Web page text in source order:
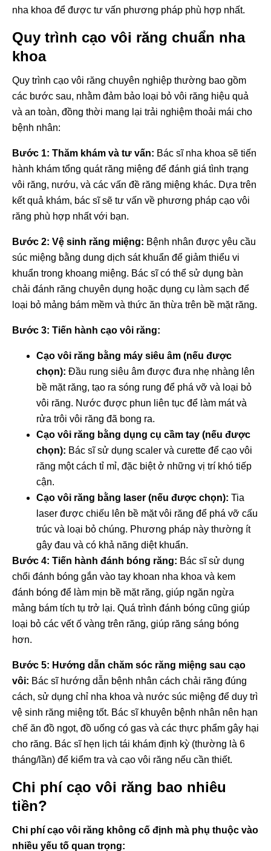
nha khoa để được tư vấn phương pháp phù hợp nhất.
Quy trình cạo vôi răng chuẩn nha
khoa
Quy trình cạo vôi răng chuyên nghiệp thường bao gồm
các bước sau, nhằm đảm bảo loại bỏ vôi răng hiệu quả
và an toàn, đồng thời mang lại trải nghiệm thoải mái cho
bệnh nhân:
Bước 1: Thăm khám và tư vấn: Bác sĩ nha khoa sẽ tiến
hành khám tổng quát răng miệng để đánh giá tình trạng
vôi răng, nướu, và các vấn đề răng miệng khác. Dựa trên
kết quả khám, bác sĩ sẽ tư vấn về phương pháp cạo vôi
răng phù hợp nhất với bạn.
Bước 2: Vệ sinh răng miệng: Bệnh nhân được yêu cầu
súc miệng bằng dung dịch sát khuẩn để giảm thiểu vi
khuẩn trong khoang miệng. Bác sĩ có thể sử dụng bàn
chải đánh răng chuyên dụng hoặc dụng cụ làm sạch để
loại bỏ mảng bám mềm và thức ăn thừa trên bề mặt răng.
Bước 3: Tiến hành cạo vôi răng:
Cạo vôi răng bằng máy siêu âm (nếu được
chọn): Đầu rung siêu âm được đưa nhẹ nhàng lên
bề mặt răng, tạo ra sóng rung để phá vỡ và loại bỏ
vôi răng. Nước được phun liên tục để làm mát và
rửa trôi vôi răng đã bong ra.
Cạo vôi răng bằng dụng cụ cầm tay (nếu được
chọn): Bác sĩ sử dụng scaler và curette để cạo vôi
răng một cách tỉ mỉ, đặc biệt ở những vị trí khó tiếp
cận.
Cạo vôi răng bằng laser (nếu được chọn): Tia
laser được chiếu lên bề mặt vôi răng để phá vỡ cấu
trúc và loại bỏ chúng. Phương pháp này thường ít
gây đau và có khả năng diệt khuẩn.
Bước 4: Tiến hành đánh bóng răng: Bác sĩ sử dụng
chổi đánh bóng gắn vào tay khoan nha khoa và kem
đánh bóng để làm mịn bề mặt răng, giúp ngăn ngừa
mảng bám tích tụ trở lại. Quá trình đánh bóng cũng giúp
loại bỏ các vết ố vàng trên răng, giúp răng sáng bóng
hơn.
Bước 5: Hướng dẫn chăm sóc răng miệng sau cạo
vôi: Bác sĩ hướng dẫn bệnh nhân cách chải răng đúng
cách, sử dụng chỉ nha khoa và nước súc miệng để duy trì
vệ sinh răng miệng tốt. Bác sĩ khuyên bệnh nhân nên hạn
chế ăn đồ ngọt, đồ uống có gas và các thực phẩm gây hại
cho răng. Bác sĩ hẹn lịch tái khám định kỳ (thường là 6
tháng/lần) để kiểm tra và cạo vôi răng nếu cần thiết.
Chi phí cạo vôi răng bao nhiêu
tiền?
Chi phí cạo vôi răng không cố định mà phụ thuộc vào
nhiều yếu tố quan trọng: